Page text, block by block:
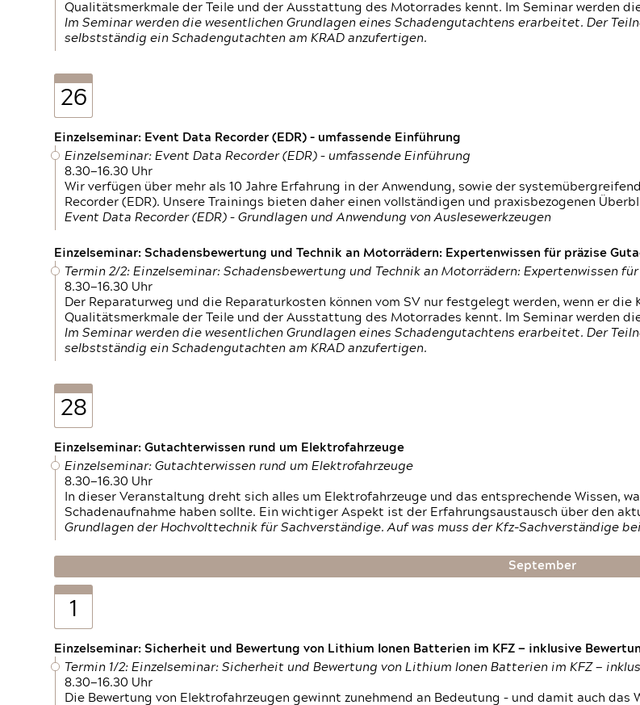
Qualitätsmerkmale der Teile und der Ausstattung des Motorrades kennt. Im Seminar werden
Im Seminar werden die wesentlichen Grundlagen eines Schadengutachtens erarbeitet. Der
selbstständig ein Schadengutachten am KRAD anzufertigen.
26
Einzelseminar: Event Data Recorder (EDR) – umfassende Einführung
Einzelseminar: Event Data Recorder (EDR) – umfassende Einführung
8.30—16.30 Uhr
Wir verfügen über mehr als 10 Jahre Erfahrung in der Anwendung, sowie der
Recorder (EDR). Unsere Trainings bieten daher einen vollständigen und praxisbezogenen
Event Data Recorder (EDR) – Grundlagen und Anwendung von Auslesewerkzeugen
Einzelseminar: Schadensbewertung und Technik an Motorrädern: Expertenwissen für präzise
Termin 2/2: Einzelseminar: Schadensbewertung und Technik an Motorrädern: Expertenwissen
8.30—16.30 Uhr
Der Reparaturweg und die Reparaturkosten können vom SV nur festgelegt werden, wenn er
Qualitätsmerkmale der Teile und der Ausstattung des Motorrades kennt. Im Seminar werden
Im Seminar werden die wesentlichen Grundlagen eines Schadengutachtens erarbeitet. Der
selbstständig ein Schadengutachten am KRAD anzufertigen.
28
Einzelseminar: Gutachterwissen rund um Elektrofahrzeuge
Einzelseminar: Gutachterwissen rund um Elektrofahrzeuge
8.30—16.30 Uhr
In dieser Veranstaltung dreht sich alles um Elektrofahrzeuge und das entsprechende Wissen,
Schadenaufnahme haben sollte. Ein wichtiger Aspekt ist der Erfahrungsaustausch über den
Grundlagen der Hochvolttechnik für Sachverständige. Auf was muss der Kfz-Sachverständige
September
1
Einzelseminar: Sicherheit und Bewertung von Lithium Ionen Batterien im KFZ — inklusive
Termin 1/2: Einzelseminar: Sicherheit und Bewertung von Lithium Ionen Batterien im KFZ —
8.30—16.30 Uhr
Die Bewertung von Elektrofahrzeugen gewinnt zunehmend an Bedeutung – und damit auch